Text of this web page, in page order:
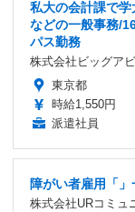
私大の会計課で
などの一般事務/
パス勤務
株式会社ビッグア
東京都
時給1,550円
派遣社員
障がい者雇用「
株式会社URコミュ